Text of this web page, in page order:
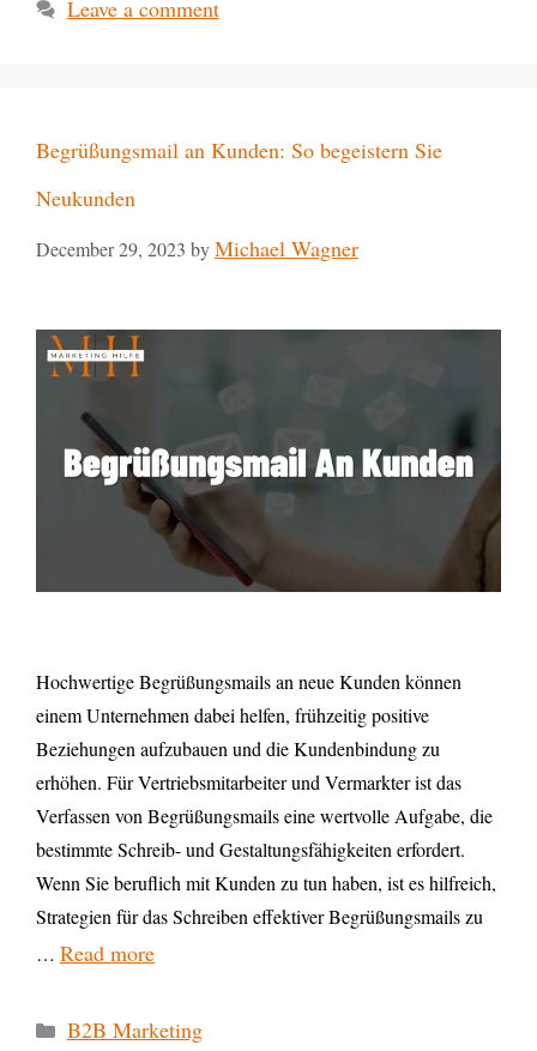
Leave a comment
Begrüßungsmail an Kunden: So begeistern Sie
Neukunden
December 29, 2023 byMichael Wagner
Hochwertige Begrüßungsmails an neue Kunden können
einem Unternehmen dabei helfen, frühzeitig positive
Beziehungen aufzubauen und die Kundenbindung zu
erhöhen. Für Vertriebsmitarbeiter und Vermarkter ist das
Verfassen von Begrüßungsmails eine wertvolle Aufgabe, die
bestimmte Schreib- und Gestaltungsfähigkeiten erfordert.
Wenn Sie beruflich mit Kunden zu tun haben, ist es hilfreich,
Strategien für das Schreiben effektiver Begrüßungsmails zu
… Read more
B2B Marketing